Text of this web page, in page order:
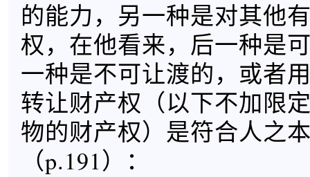
的能力，另一种是对其他
权，在他看来，后一种是
一种是不可让渡的，或者
转让财产权（以下不加限
物的财产权）是符合人之
（p.191）：